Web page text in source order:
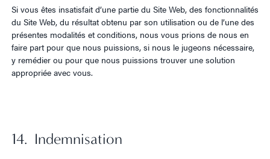
Si vous êtes insatisfait d’une partie du Site Web, des fonctionnalités
du Site Web, du résultat obtenu par son utilisation ou de l’une des
présentes modalités et conditions, nous vous prions de nous en
faire part pour que nous puissions, si nous le jugeons nécessaire,
y remédier ou pour que nous puissions trouver une solution
appropriée avec vous.
14. Indemnisation